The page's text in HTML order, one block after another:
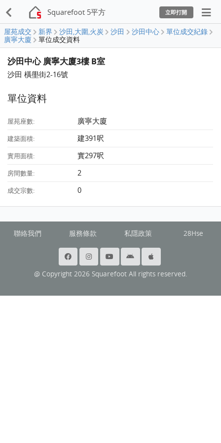
Squarefoot 5平方 立即打開
屋苑成交 新界 沙田,大圍,火炭 沙田 沙田中心
單位成交紀錄
廣寧大廈
單位成交資料
沙田中心 廣寧大廈3樓 B室
沙田 橫壆街2-16號
單位資料
屋苑座數: 廣寧大廈
建築面積: 建391呎
實用面積: 實297呎
房間數量: 2
成交宗數: 0
聯絡我們 服務條款 私隱政策 28Hse
@ Copyright 2026 Squarefoot All rights reserved.